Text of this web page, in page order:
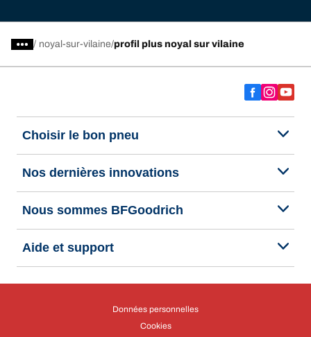
/ noyal-sur-vilaine profil plus noyal sur vilaine
Choisir le bon pneu
Nos dernières innovations
Nous sommes BFGoodrich
Aide et support
Données personnelles
Cookies